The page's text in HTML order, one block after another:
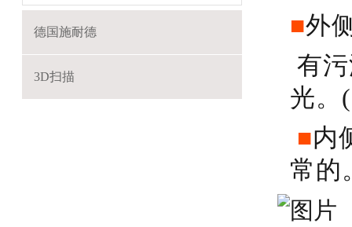
德国施耐德
3D扫描
■外
有
光。
■内
常的